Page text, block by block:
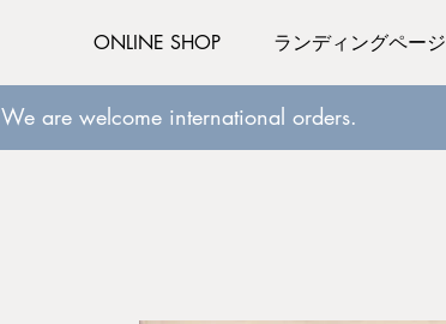
ONLINE SHOP ランディングページ
We are welcome international orders.